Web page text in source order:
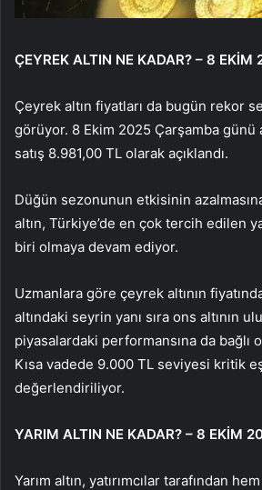
ÇEYREK ALTIN NE KADAR? – 8 EKİM
Çeyrek altın fiyatları da bugün rekor
görüyor. 8 Ekim 2025 Çarşamba günü
satış 8.981,00 TL olarak açıklandı.
Düğün sezonunun etkisinin
altın, Türkiye’de en çok tercih edilen
biri olmaya devam ediyor.
Uzmanlara göre çeyrek altının
altındaki seyrin yanı sıra ons altının
piyasalardaki performansına da bağlı
Kısa vadede 9.000 TL seviyesi kritik
değerlendiriliyor.
YARIM ALTIN NE KADAR? – 8 EKİM
Yarım altın, yatırımcılar tarafından